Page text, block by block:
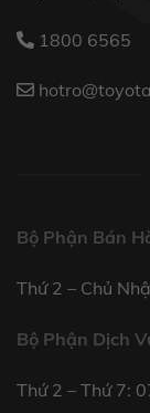
1800 6565
Bộ Phận Bán
Thứ 2 – Chủ
Bộ Phận Dịch
Thứ 2 – Thứ 7: